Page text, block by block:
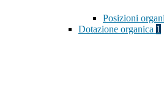
Posizioni
Dotazione organica 1